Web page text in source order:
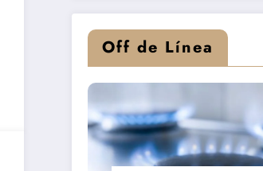
Off de Línea